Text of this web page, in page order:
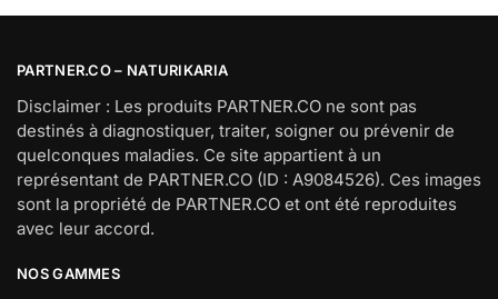
PARTNER.CO – NATURIKARIA
Disclaimer : Les produits PARTNER.CO ne sont pas
destinés à diagnostiquer, traiter, soigner ou prévenir de
quelconques maladies. Ce site appartient à un
représentant de PARTNER.CO (ID : A9084526). Ces images
sont la propriété de PARTNER.CO et ont été reproduites
avec leur accord.
NOS GAMMES